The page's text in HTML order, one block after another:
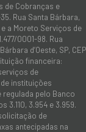
de Cobranças e
Rua Santa Bárbara,
e a Moreto Serviços de
0001-98. Rua
d’Oeste, SP, CEP
financeira:
de
instituições
pelo Banco
3.954 e 3.959.
de
antecipadas na